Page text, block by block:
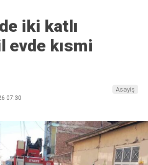
iki katlı
evde kısmi
07:30
Asayiş